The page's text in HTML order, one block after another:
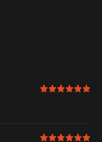
6 av 6 i